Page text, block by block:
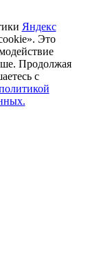
Яндекс
Это
Продолжая
с